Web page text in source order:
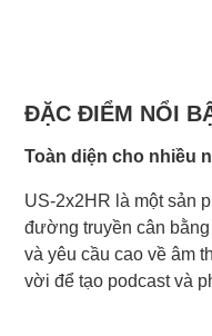
ĐẶC ĐIỂM NỔI
Toàn diện cho nhiều
US-2x2HR là một sản
đường truyền cân
và yêu cầu cao về âm
vời để tạo podcast và